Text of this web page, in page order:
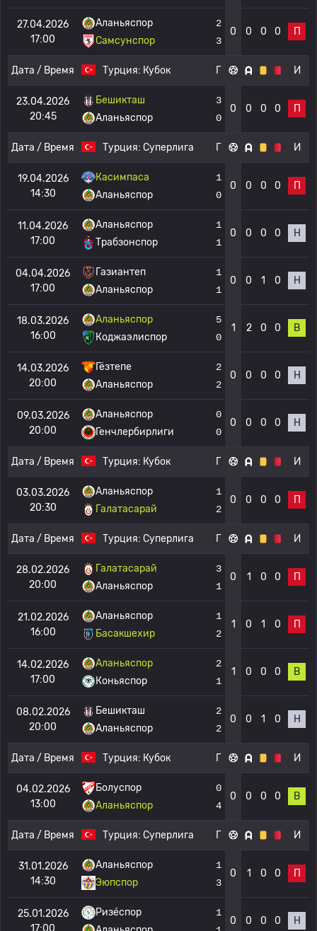
27.04.2026
17:00
Аланьяспор
Самсунспор
2
3
0 0 0 0 П
Дата / Время Турция: Кубок Г И
23.04.2026
20:45
Бешикташ
Аланьяспор
3
0
0 0 0 0 П
Дата / Время Турция: Суперлига Г И
19.04.2026
14:30
Касимпаса
Аланьяспор
1
0
0 0 0 0 П
11.04.2026
17:00
Аланьяспор
Трабзонспор
1
1
0 0 0 0 Н
04.04.2026
17:00
Газиантеп
Аланьяспор
1
1
0 0 1 0 Н
18.03.2026
16:00
Аланьяспор
Коджаэлиспор
5
0
1 2 0 0 В
14.03.2026
20:00
Гёзтепе
Аланьяспор
2
2
0 0 0 0 Н
09.03.2026
20:00
Аланьяспор
Генчлербирлиги
0
0
0 0 0 0 Н
Дата / Время Турция: Кубок Г И
03.03.2026
20:30
Аланьяспор
Галатасарай
1
2
0 0 0 0 П
Дата / Время Турция: Суперлига Г И
28.02.2026
20:00
Галатасарай
Аланьяспор
3
1
0 1 0 0 П
21.02.2026
16:00
Аланьяспор
Басакшехир
1
2
1 0 1 0 П
14.02.2026
17:00
Аланьяспор
Коньяспор
2
1
1 0 0 0 В
08.02.2026
20:00
Бешикташ
Аланьяспор
2
2
0 0 1 0 Н
Дата / Время Турция: Кубок Г И
04.02.2026
13:00
Болуспор
Аланьяспор
0
4
0 0 0 0 В
Дата / Время Турция: Суперлига Г И
31.01.2026
14:30
Аланьяспор
Эюпспор
1
3
0 1 0 0 П
25.01.2026
17:00
Ризе́спор
1
0 0 0 0 Н